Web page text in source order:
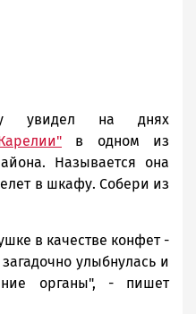
увидел на днях
в одном из
Называется она
в шкафу. Собери из
в качестве конфет -
улыбнулась и
органы", - пишет